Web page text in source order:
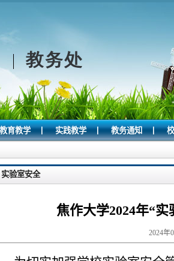
育教学 | 实践教学 | 教务通知 |
实验室安全
焦作大学2024年“
2024年